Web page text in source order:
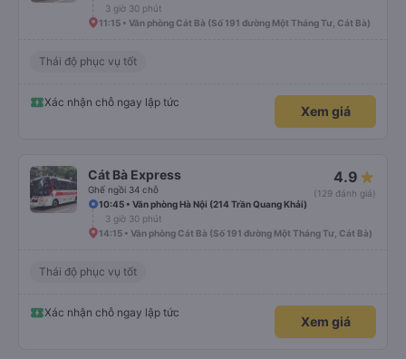
3 giờ 30 phút
11:15 • Văn phòng Cát Bà (Số 191 đường Một Tháng Tư, Cát Bà)
Thái độ phục vụ tốt
Xác nhận chỗ ngay lập tức
Xem giá
Cát Bà Express
Ghế ngồi 34 chỗ
4.9
(129 đánh giá)
10:45 • Văn phòng Hà Nội (214 Trần Quang Khải)
3 giờ 30 phút
14:15 • Văn phòng Cát Bà (Số 191 đường Một Tháng Tư, Cát Bà)
Thái độ phục vụ tốt
Xác nhận chỗ ngay lập tức
Xem giá